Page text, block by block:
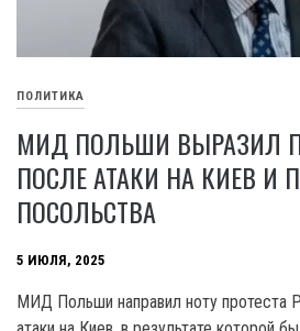
ПОЛИТИКА
МИД ПОЛЬШИ ВЫРАЗИЛ
ПОСЛЕ АТАКИ НА КИЕВ И
ПОСОЛЬСТВА
5 ИЮЛЯ, 2025
МИД Польши направил ноту протеста